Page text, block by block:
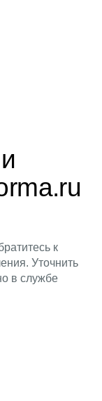
к
Уточнить
в службе